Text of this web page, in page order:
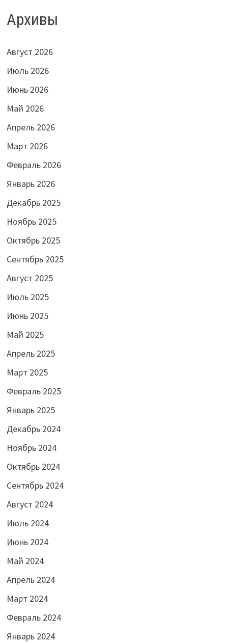
Архивы
Август 2026
Июль 2026
Июнь 2026
Май 2026
Апрель 2026
Март 2026
Февраль 2026
Январь 2026
Декабрь 2025
Ноябрь 2025
Октябрь 2025
Сентябрь 2025
Август 2025
Июль 2025
Июнь 2025
Май 2025
Апрель 2025
Март 2025
Февраль 2025
Январь 2025
Декабрь 2024
Ноябрь 2024
Октябрь 2024
Сентябрь 2024
Август 2024
Июль 2024
Июнь 2024
Май 2024
Апрель 2024
Март 2024
Февраль 2024
Январь 2024